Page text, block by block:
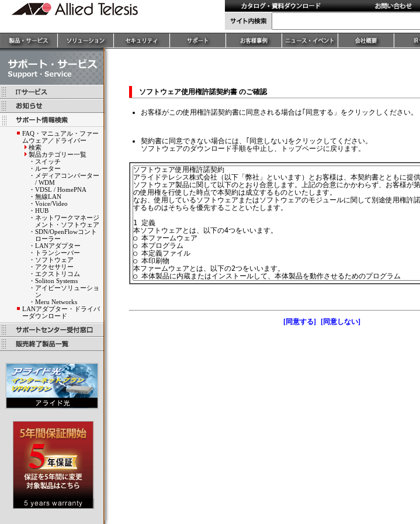
FAQ・マニュアル・ファー
ムウェア／ドライバー
検索
製品カテゴリー一覧
・ スイッチ
・ ルーター
・ メディアコンバーター
/ WDM
・ VDSL / HomePNA
・ 無線LAN
・ Voice/Video
・ HUB
・ ネットワークマネージ
メント・ソフトウェア
・ SDN/OpenFlowコント
ローラー
・ LANアダプター
・
トランシーバー
・ ソフトウェア
・ アクセサリー
・ エクストリコム
・ Soliton Systems
・ アイビーソリューショ
ン
・ Meru Networks
LANアダプター・ドライバ
ーダウンロード
ソフトウェア使用権許諾契約書 のご確認
お客様がこの使用権許諾契約書に同意される場合は｢同意する」をクリックしください。
契約書に同意できない場合には、｢同意しない｣をクリックしてください。
ソフトウェアのダウンロード手順を中止し、トップページに戻ります。
[同意する] [同意しない]